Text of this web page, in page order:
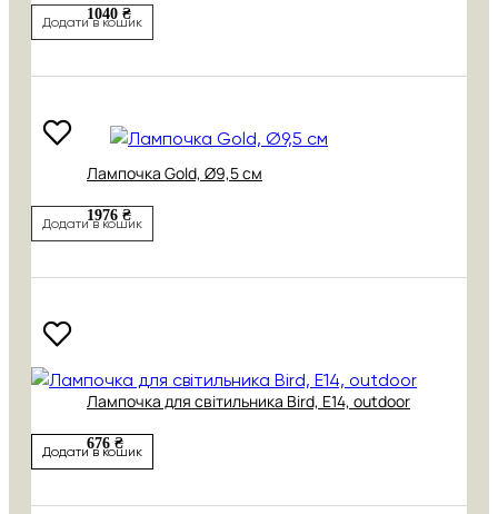
1040 ₴
Додати в кошик
Лампочка Gold, Ø9,5 см
1976 ₴
Додати в кошик
Лампочка для світильника Bird, Е14, outdoor
676 ₴
Додати в кошик